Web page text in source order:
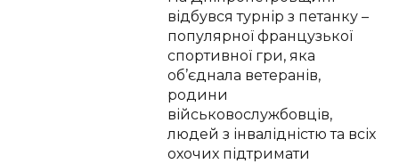
відбувся турнір з петанку –
популярної французької
спортивної гри, яка
об’єднала ветеранів,
родини
військовослужбовців,
людей з інвалідністю та всіх
охочих підтримати